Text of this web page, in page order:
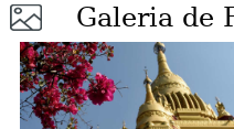
Galeria de